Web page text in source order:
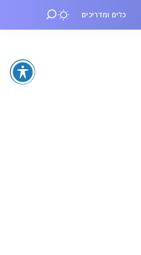
כלים ומדריכים